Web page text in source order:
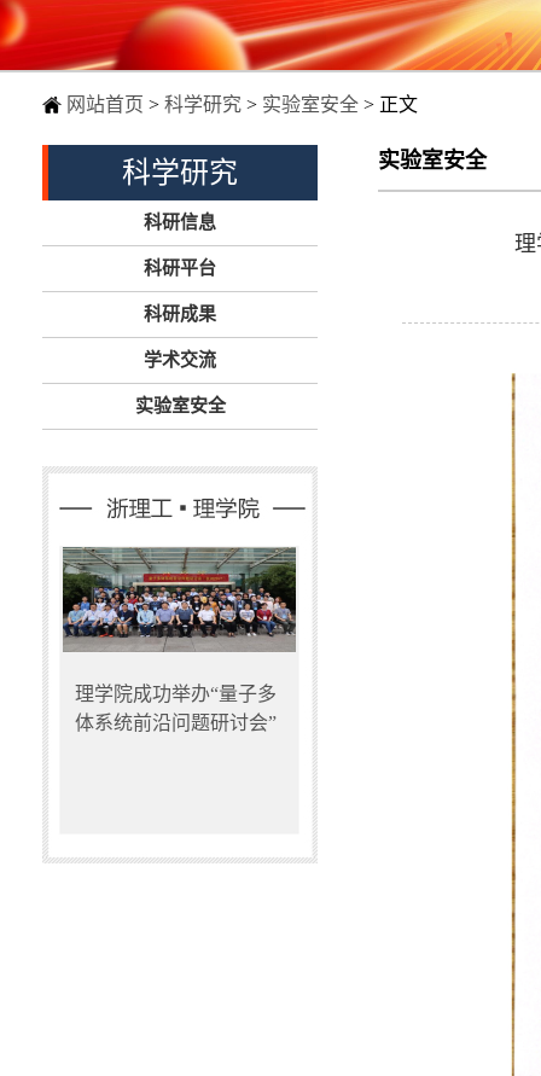
网站首页 > 科学研究 > 实验室安全 > 正文
科学研究
科研信息
科研平台
科研成果
学术交流
实验室安全
理学院成功举办“量子多
体系统前沿问题研讨会”
实验室安全
理